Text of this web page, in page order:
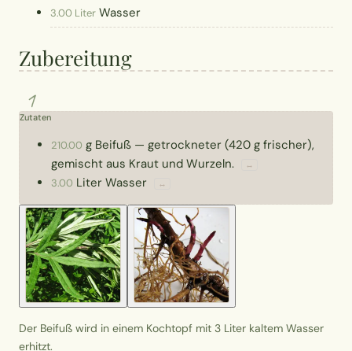
3.00 Liter Wasser
Zubereitung
1
Zutaten
210.00 g Beifuß — getrockneter (420 g frischer),
gemischt aus Kraut und Wurzeln.
↔
3.00 Liter Wasser ↔
Der Beifuß wird in einem Kochtopf mit 3 Liter kaltem Wasser
erhitzt.